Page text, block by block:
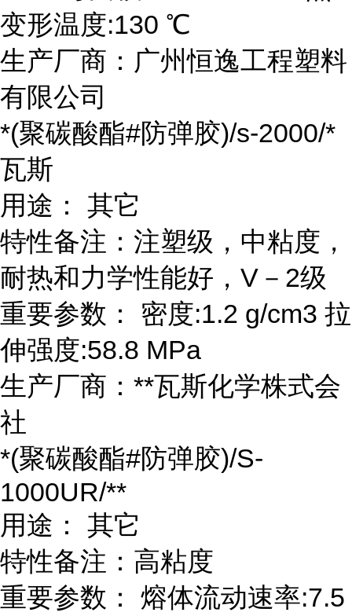
变形温度:130 ℃
生产厂商：广州恒逸工程塑料
有限公司
*(聚碳酸酯#防弹胶)/s-2000/*
瓦斯
用途： 其它
特性备注：注塑级，中粘度，
耐热和力学性能好，V－2级
重要参数： 密度:1.2 g/cm3 拉
伸强度:58.8 MPa
生产厂商：**瓦斯化学株式会
社
*(聚碳酸酯#防弹胶)/S-
1000UR/**
用途： 其它
特性备注：高粘度
重要参数： 熔体流动速率:7.5